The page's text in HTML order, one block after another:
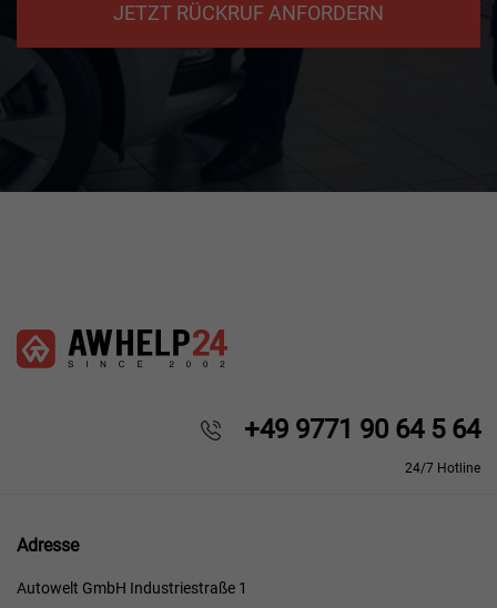
JETZT RÜCKRUF ANFORDERN
+49 9771 90 64 5 64
24/7 Hotline
Adresse
Autowelt GmbH Industriestraße 1